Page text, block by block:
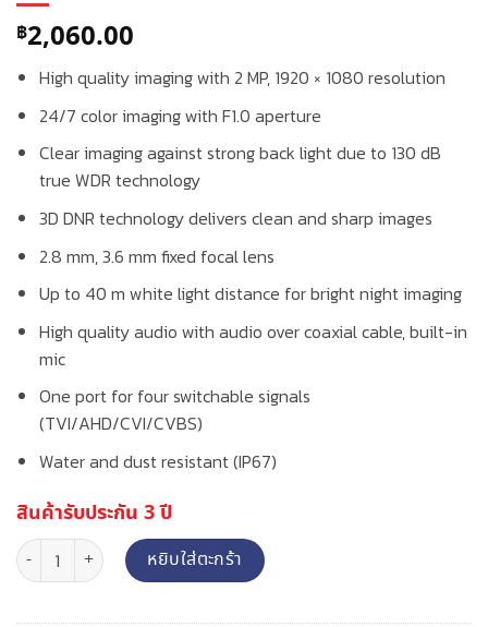
฿2,060.00
High quality imaging with 2 MP, 1920 × 1080 resolution
24/7 color imaging with F1.0 aperture
Clear imaging against strong back light due to 130 dB
true WDR technology
3D DNR technology delivers clean and sharp images
2.8 mm, 3.6 mm fixed focal lens
Up to 40 m white light distance for bright night imaging
High quality audio with audio over coaxial cable, built-in
mic
One port for four switchable signals
(TVI/AHD/CVI/CVBS)
Water and dust resistant (IP67)
สินค้ารับประกัน 3 ปี
จำนวน DS-2CE72DF3T-FS กล้องวงจรปิดระบบอนาล็อค Hikvision ทรง
หยิบใส่ตะกร้า